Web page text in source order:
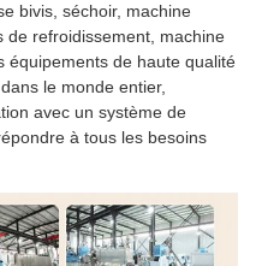
bivis, séchoir, machine
de refroidissement, machine
équipements de haute qualité
le monde entier,
avec un système de
à tous les besoins